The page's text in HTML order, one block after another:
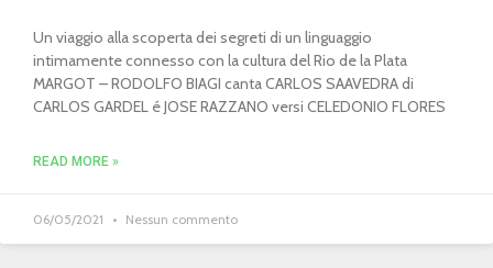
Un viaggio alla scoperta dei segreti di un linguaggio
intimamente connesso con la cultura del Rio de la Plata
MARGOT – RODOLFO BIAGI canta CARLOS SAAVEDRA di
CARLOS GARDEL é JOSE RAZZANO versi CELEDONIO FLORES
READ MORE »
06/05/2021 Nessun commento